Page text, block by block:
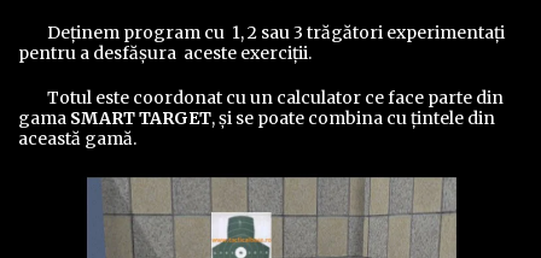
Deţinem program cu 1, 2 sau 3 trăgători experimentaţi
pentru a desfăşura aceste exerciţii.
Totul este coordonat cu un calculator ce face parte din
gama SMART TARGET, şi se poate combina cu ţintele din
această gamă.